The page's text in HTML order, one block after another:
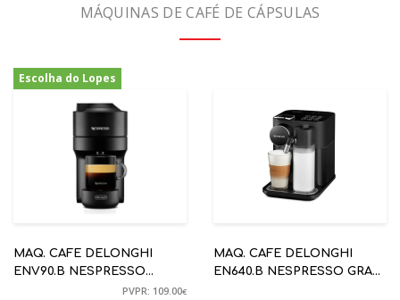
MÁQUINAS DE CAFÉ DE CÁPSULAS
Escolha do Lopes
-43%
MAQ. CAFE DELONGHI
ENV90.B NESPRESSO
VERTUO POP PRETOPVPR: 109.00€
MAQ. CAFE DELONGHI
EN640.B NESPRESSO GRAN